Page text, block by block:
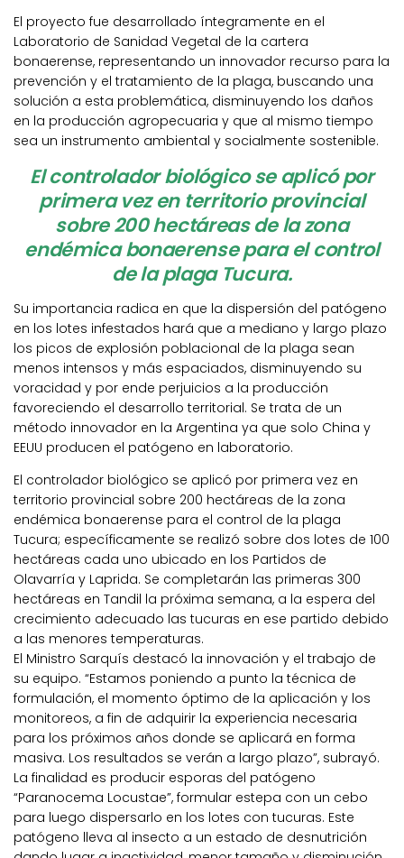
El proyecto fue desarrollado íntegramente en el
Laboratorio de Sanidad Vegetal de la cartera
bonaerense, representando un innovador recurso para la
prevención y el tratamiento de la plaga, buscando una
solución a esta problemática, disminuyendo los daños
en la producción agropecuaria y que al mismo tiempo
sea un instrumento ambiental y socialmente sostenible.
El controlador biológico se aplicó por
primera vez en territorio provincial
sobre 200 hectáreas de la zona
endémica bonaerense para el control
de la plaga Tucura.
Su importancia radica en que la dispersión del patógeno
en los lotes infestados hará que a mediano y largo plazo
los picos de explosión poblacional de la plaga sean
menos intensos y más espaciados, disminuyendo su
voracidad y por ende perjuicios a la producción
favoreciendo el desarrollo territorial. Se trata de un
método innovador en la Argentina ya que solo China y
EEUU producen el patógeno en laboratorio.
El controlador biológico se aplicó por primera vez en
territorio provincial sobre 200 hectáreas de la zona
endémica bonaerense para el control de la plaga
Tucura; específicamente se realizó sobre dos lotes de 100
hectáreas cada uno ubicado en los Partidos de
Olavarría y Laprida. Se completarán las primeras 300
hectáreas en Tandil la próxima semana, a la espera del
crecimiento adecuado las tucuras en ese partido debido
a las menores temperaturas.
El Ministro Sarquís destacó la innovación y el trabajo de
su equipo. “Estamos poniendo a punto la técnica de
formulación, el momento óptimo de la aplicación y los
monitoreos, a fin de adquirir la experiencia necesaria
para los próximos años donde se aplicará en forma
masiva. Los resultados se verán a largo plazo”, subrayó.
La finalidad es producir esporas del patógeno
“Paranocema Locustae”, formular estepa con un cebo
para luego dispersarlo en los lotes con tucuras. Este
patógeno lleva al insecto a un estado de desnutrición